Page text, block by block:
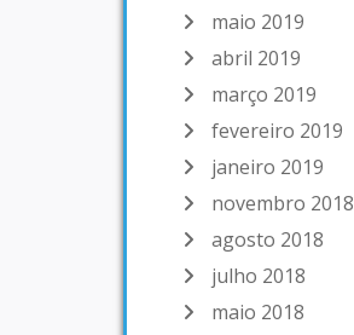
maio 2019
abril 2019
março 2019
fevereiro 2019
janeiro 2019
novembro 2018
agosto 2018
julho 2018
maio 2018